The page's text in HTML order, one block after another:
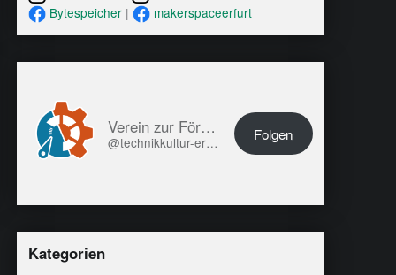
Bytespeicher | makerspaceerfurt
Verein zur Förderung von Technikkultur in Erfurt e.V.
@technikkultur-erfurt.de@technikkultur-erfurt.de Folgen
Kategorien